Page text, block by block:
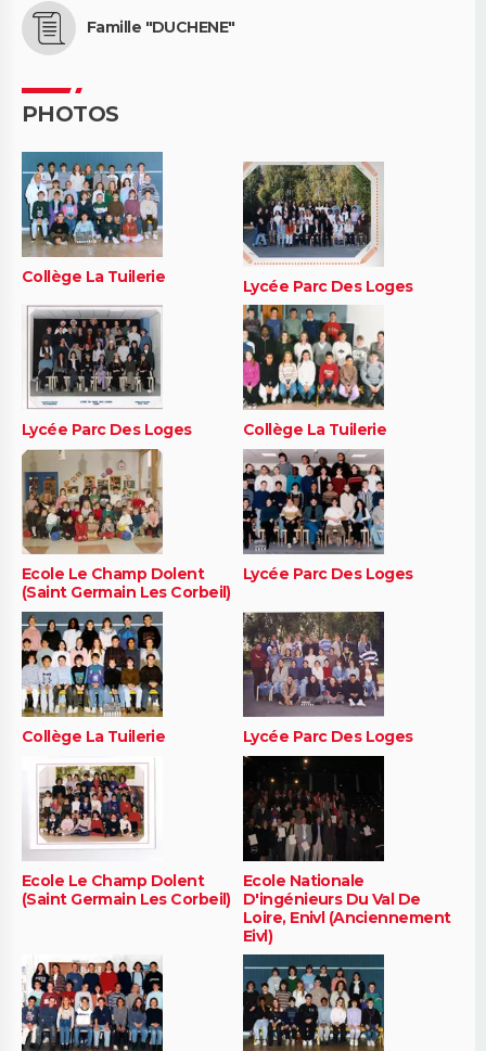
Famille "DUCHENE"
PHOTOS
Collège La Tuilerie Lycée Parc Des Loges
Lycée Parc Des Loges Collège La Tuilerie
Ecole Le Champ Dolent
(Saint Germain Les Corbeil)
Lycée Parc Des Loges
Collège La Tuilerie Lycée Parc Des Loges
Ecole Le Champ Dolent
(Saint Germain Les Corbeil)
Ecole Nationale
D'ingénieurs Du Val De
Loire, Enivl (Anciennement
Eivl)